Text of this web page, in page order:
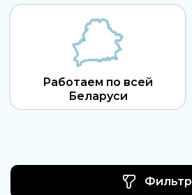
Работаем по всей
Беларуси
Фильтр